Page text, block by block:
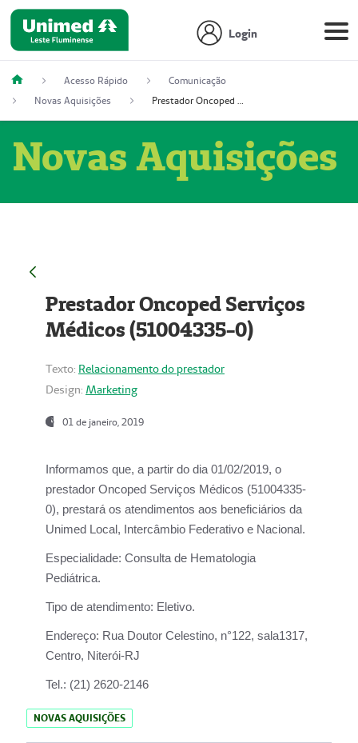
Login
Acesso Rápido
Comunicação
Novas Aquisições
Prestador Oncoped Serviços Médicos (51004335-0)
Novas Aquisições
Prestador Oncoped Serviços
Médicos (51004335-0)
Texto: Relacionamento do prestador
Design: Marketing
01 de janeiro, 2019
Informamos que, a partir do dia 01/02/2019, o
prestador Oncoped Serviços Médicos (51004335-
0), prestará os atendimentos aos beneficiários da
Unimed Local, Intercâmbio Federativo e Nacional.
Especialidade: Consulta de Hematologia
Pediátrica.
Tipo de atendimento: Eletivo.
Endereço: Rua Doutor Celestino, n°122, sala1317,
Centro, Niterói-RJ
Tel.: (21) 2620-2146
NOVAS AQUISIÇÕES